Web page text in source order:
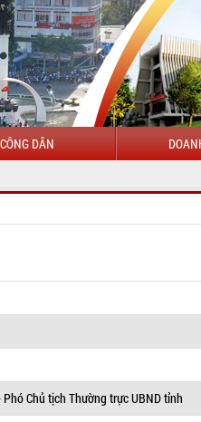
CÔNG DÂN
CHÀO
Chủ tịch Thường trực UBND tỉnh